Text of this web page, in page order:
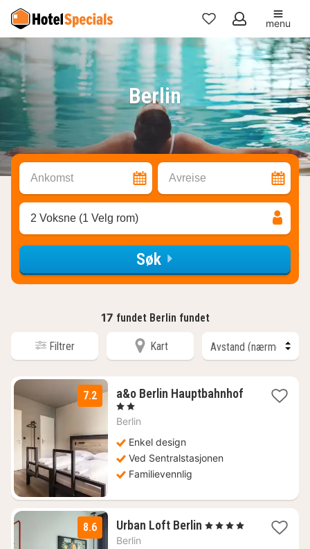
Mine
favoritter
menu
Berlin
Ankomst Avreise
2 Voksne (1 Velg rom)
Søk
17 fundet Berlin fundet
Filtrer Kart
7.2 a&o Berlin Hauptbahnhof2
, 2 Stjerner
Berlin
Enkel design
Ved Sentralstasjonen
Familievennlig
8.6 Urban Loft Berlin 1
, 4 Stjerner
Berlin